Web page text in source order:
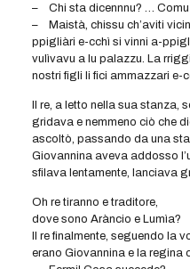
– Chi sta dicennnu? … Comu
– Maistà, chissu ch’aviti
ppigliàri e-cchì si vinni a-
vulìvavu a lu palazzu. La
nostri figli li fici ammazzari e-
Il re, a letto nella sua stanza,
gridava e nemmeno ciò che
ascoltò, passando da una
Giovannina aveva addosso
sfilava lentamente, lanciava
Oh re tiranno e traditore,
dove sono Aràncio e Lumìa?
Il re finalmente, seguendo la
erano Giovannina e la regina